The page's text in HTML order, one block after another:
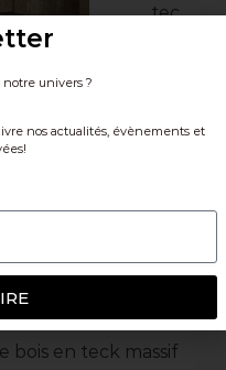
tec
nais
ale
brûlé Themis se
bois en teck massif
notre univers ?
nos actualités, évènements et